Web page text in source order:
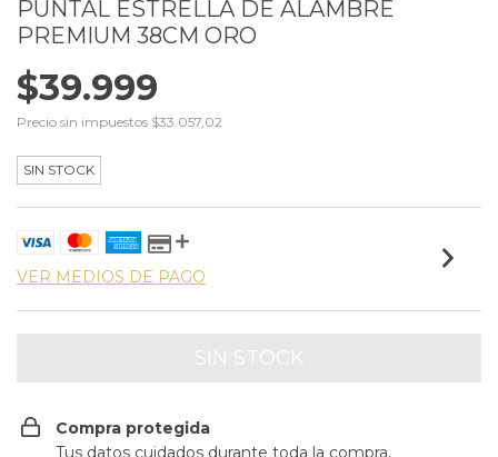
PUNTAL ESTRELLA DE ALAMBRE
PREMIUM 38CM ORO
$39.999
Precio sin impuestos $33.057,02
SIN STOCK
VER MEDIOS DE PAGO
Compra protegida
Tus datos cuidados durante toda la compra.